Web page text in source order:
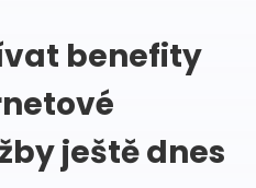
benefity
ještě dnes